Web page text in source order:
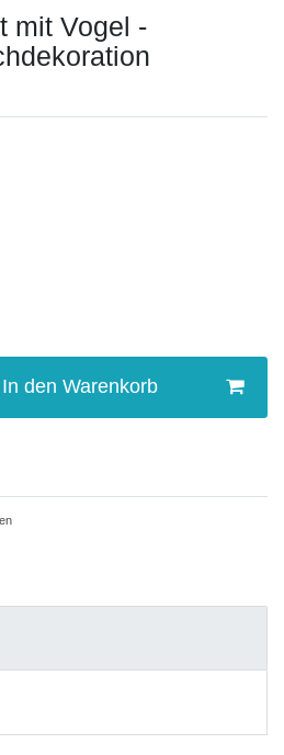
mit Vogel -
In den Warenkorb